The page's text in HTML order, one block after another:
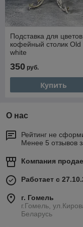
Подставка для
кофейный столик Old
white
350 руб.
Купить
О нас
Рейтинг не
Менее 5 отзывов
Компания
Работает с
г. Гомель
г.Гомель,
Беларусь